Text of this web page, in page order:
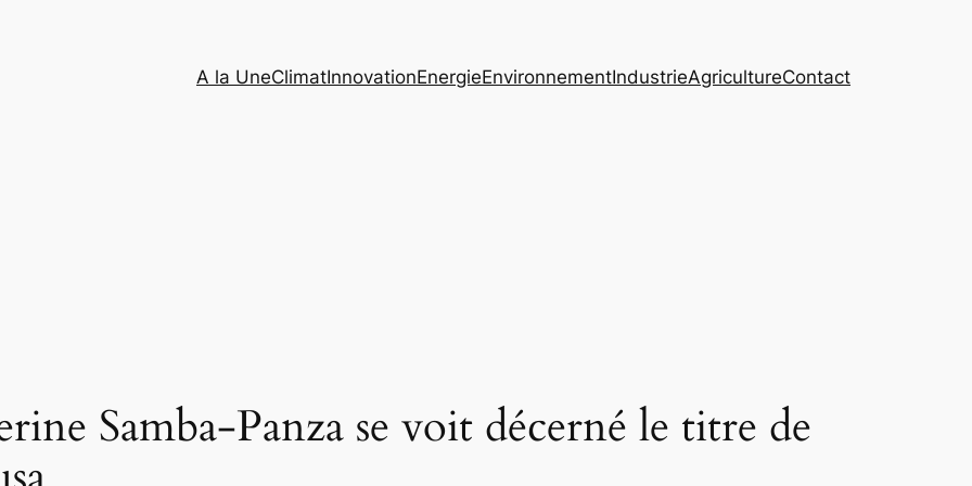
A la UneClimatInnovationEnergieEnvironnementIndustrieAgricultureContact
Samba-Panza se voit décerné le titre de